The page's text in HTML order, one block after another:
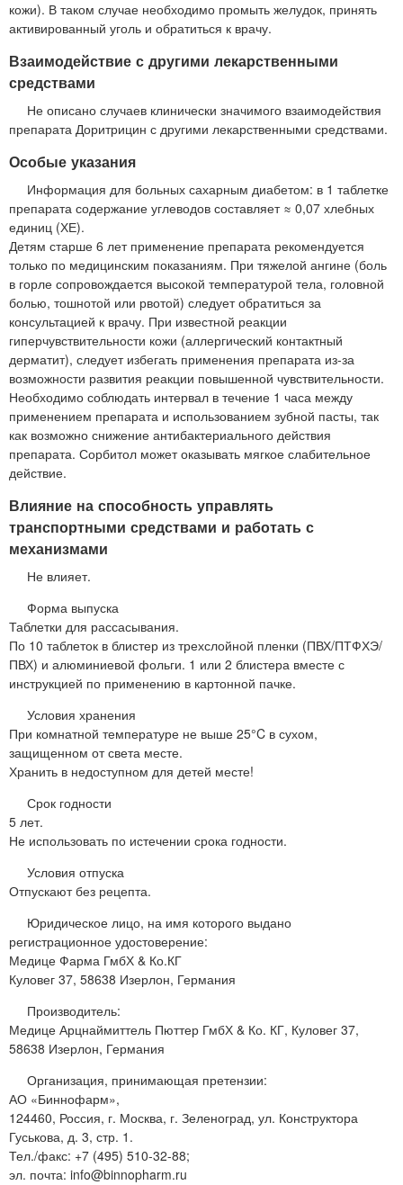
кожи). В таком случае необходимо промыть желудок, принять
активированный уголь и обратиться к врачу.
Взаимодействие с другими лекарственными
средствами
Не описано случаев клинически значимого взаимодействия
препарата Доритрицин с другими лекарственными средствами.
Особые указания
Информация для больных сахарным диабетом: в 1 таблетке
препарата содержание углеводов составляет ≈ 0,07 хлебных
единиц (ХЕ).
Детям старше 6 лет применение препарата рекомендуется
только по медицинским показаниям. При тяжелой ангине (боль
в горле сопровождается высокой температурой тела, головной
болью, тошнотой или рвотой) следует обратиться за
консультацией к врачу. При известной реакции
гиперчувствительности кожи (аллергический контактный
дерматит), следует избегать применения препарата из-за
возможности развития реакции повышенной чувствительности.
Необходимо соблюдать интервал в течение 1 часа между
применением препарата и использованием зубной пасты, так
как возможно снижение антибактериального действия
препарата. Сорбитол может оказывать мягкое слабительное
действие.
Влияние на способность управлять
транспортными средствами и работать с
механизмами
Не влияет.
Форма выпуска
Таблетки для рассасывания.
По 10 таблеток в блистер из трехслойной пленки (ПВХ/ПТФХЭ/
ПВХ) и алюминиевой фольги. 1 или 2 блистера вместе с
инструкцией по применению в картонной пачке.
Условия хранения
При комнатной температуре не выше 25°C в сухом,
защищенном от света месте.
Хранить в недоступном для детей месте!
Срок годности
5 лет.
Не использовать по истечении срока годности.
Условия отпуска
Отпускают без рецепта.
Юридическое лицо, на имя которого выдано
регистрационное удостоверение:
Медице Фарма ГмбХ & Ко.КГ
Куловег 37, 58638 Изерлон, Германия
Производитель:
Медице Арцнаймиттель Пюттер ГмбХ & Ко. КГ, Куловег 37,
58638 Изерлон, Германия
Организация, принимающая претензии:
АО «Биннофарм»,
124460, Россия, г. Москва, г. Зеленоград, ул. Конструктора
Гуськова, д. 3, стр. 1.
Тел./факс: +7 (495) 510-32-88;
эл. почта: info@binnopharm.ru